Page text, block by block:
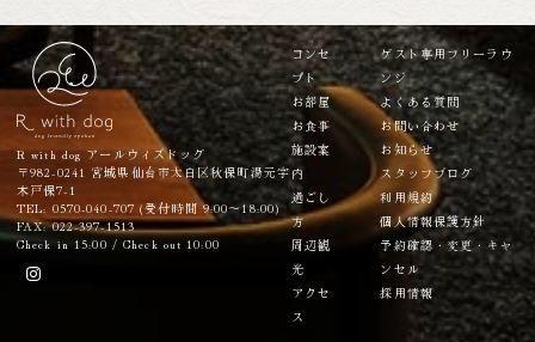
R with dog アールウィズドッグ
〒982-0241 宮城県仙台市太白区秋保町湯元字
木戸保7-1
TEL: 0570-040-707 (受付時間 9:00～18:00)
FAX: 022-397-1513
Check in 15:00 / Check out 10:00
コンセ
プト
お部屋
お食事
施設案
内
過ごし
方
周辺観
光
アクセ
ス
ゲスト専用フリーラウ
ンジ
よくある質問
お問い合わせ
お知らせ
スタッフブログ
利用規約
個人情報保護方針
予約確認・変更・キャ
ンセル
採用情報